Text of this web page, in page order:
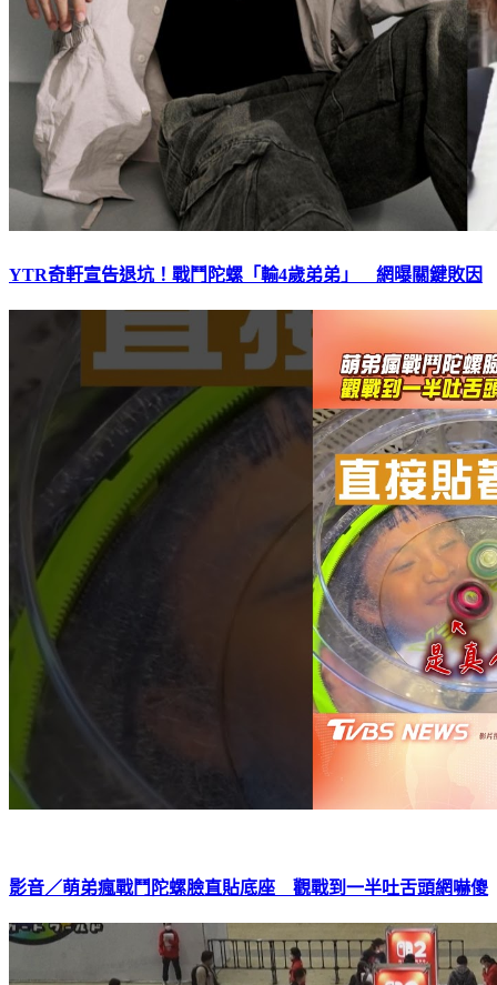
YTR奇軒宣告退坑！戰鬥陀螺「輸4歲弟弟」 網曝關鍵敗因
影音／萌弟瘋戰鬥陀螺臉直貼底座 觀戰到一半吐舌頭網嚇傻